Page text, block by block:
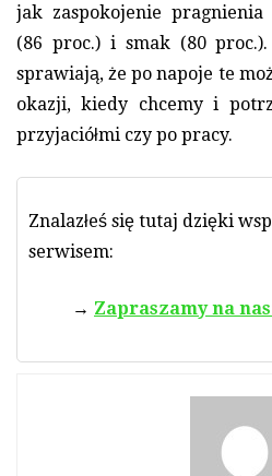
jak zaspokojenie pragnienia
(86 proc.) i smak (80
sprawiają, że po napoje te
okazji, kiedy chcemy i
przyjaciółmi czy po pracy.
Znalazłeś się tutaj dzięki
serwisem:
Zapraszamy na